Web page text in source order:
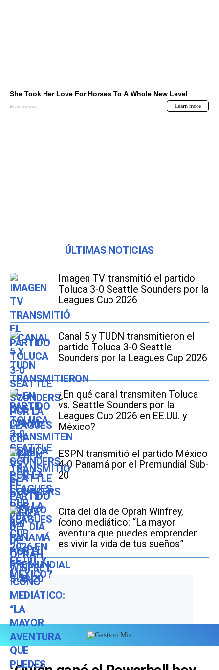
ÚLTIMAS NOTICIAS
Imagen TV transmitió el partido
Toluca 3-0 Seattle Sounders por la
Leagues Cup 2026
Canal 5 y TUDN transmitieron el
partido Toluca 3-0 Seattle
Sounders por la Leagues Cup 2026
¿En qué canal transmiten Toluca
vs. Seattle Sounders por la
Leagues Cup 2026 en EE.UU. y
México?
ESPN transmitió el partido México
4-0 Panamá por el Premundial Sub-
20
Cita del día de Oprah Winfrey,
ícono mediático: “La mayor
aventura que puedes emprender
es vivir la vida de tus sueños”